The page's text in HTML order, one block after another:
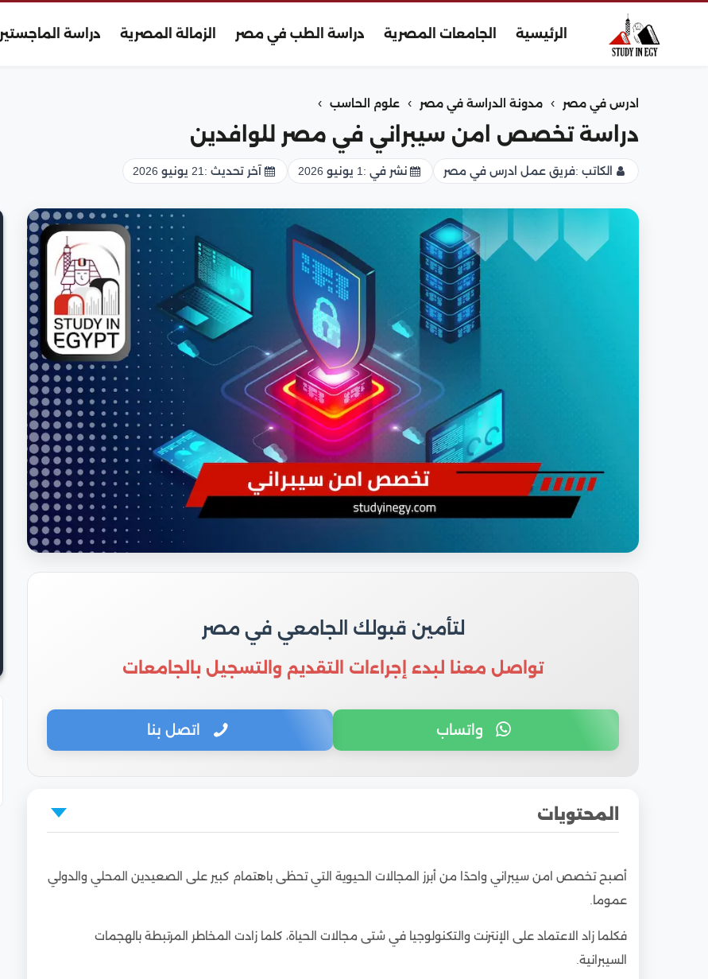
الرئيسية الجامعات المصرية دراسة الطب في مصر الزمالة المصرية دراسة الماجستير
ادرس في مصر › مدونة الدراسة في مصر › علوم الحاسب ›
دراسة تخصص امن سيبراني في مصر للوافدين
الكاتب :فريق عمل ادرس في مصر نشر في : 1 يونيو 2026 آخر تحديث : 21 يونيو 2026
لتأمين قبولك الجامعي في مصر
تواصل معنا لبدء إجراءات التقديم والتسجيل بالجامعات
واتساب اتصل بنا
المحتويات
2
الأمن السيبراني جامعة القاهرة
2.1
3
تكلفة دراسة الأمن السيبراني في مصر للوافدين
4
نسب قبول تخصص الأمن السيبراني
أصبح تخصص امن سيبراني واحدًا من أبرز المجالات الحيوية التي تحظى باهتمام كبير على الصعيدين المحلي والدولي
عموما.
فكلما زاد الاعتماد على الإنترنت والتكنولوجيا في شتى مجالات الحياة، كلما زادت المخاطر المرتبطة بالهجمات
السيبرانية.